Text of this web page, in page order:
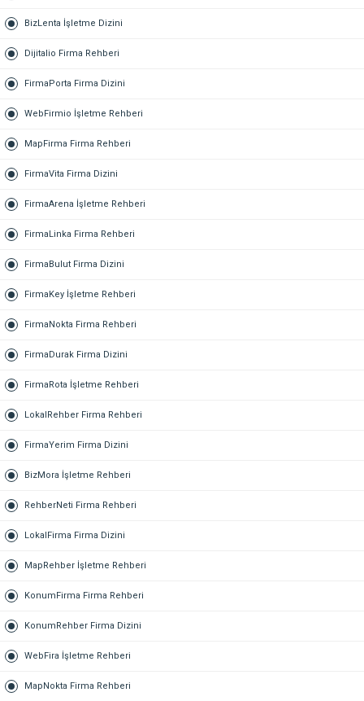
BizLenta İşletme Dizini
Dijitalio Firma Rehberi
FirmaPorta Firma Dizini
WebFirmio İşletme Rehberi
MapFirma Firma Rehberi
FirmaVita Firma Dizini
FirmaArena İşletme Rehberi
FirmaLinka Firma Rehberi
FirmaBulut Firma Dizini
FirmaKey İşletme Rehberi
FirmaNokta Firma Rehberi
FirmaDurak Firma Dizini
FirmaRota İşletme Rehberi
LokalRehber Firma Rehberi
FirmaYerim Firma Dizini
BizMora İşletme Rehberi
RehberNeti Firma Rehberi
LokalFirma Firma Dizini
MapRehber İşletme Rehberi
KonumFirma Firma Rehberi
KonumRehber Firma Dizini
WebFira İşletme Rehberi
MapNokta Firma Rehberi